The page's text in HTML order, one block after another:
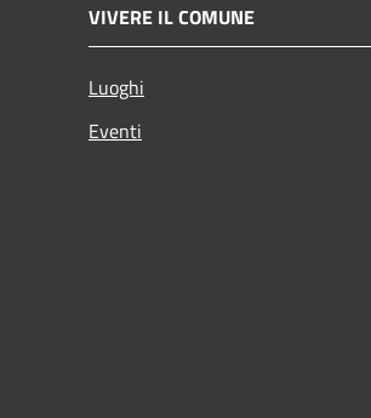
VIVERE IL COMUNE
Luoghi
Eventi